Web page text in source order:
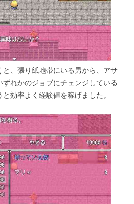
、張り紙地帯にいる男から、アサ
れかのジョブにチェンジしている
効率よく経験値を稼げました。